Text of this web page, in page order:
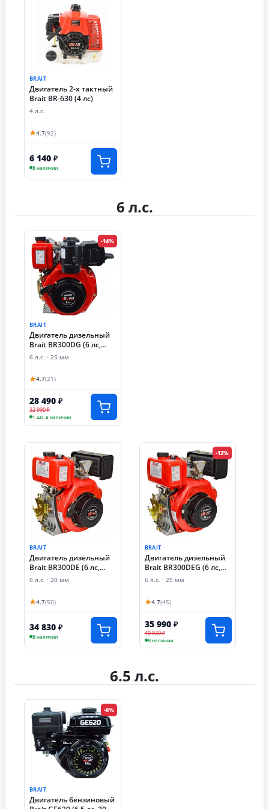
BRAIT
Двигатель 2-х тактный
Brait ВR-630 (4 лс)
4 л.с.
★4.7(92)
6 140 ₽
В наличии
6 л.с.
-14%
BRAIT
Двигатель дизельный
Brait BR300DG (6 лс,
шлицы 25 мм)
6 л.с. · 25 мм
★4.7(21)
28 490 ₽
32 990 ₽
1 шт. в наличии
BRAIT
Двигатель дизельный
Brait BR300DE (6 лс,
электростартер, 20 мм)
6 л.с. · 20 мм
★4.7(50)
34 830 ₽
В наличии
-12%
BRAIT
Двигатель дизельный
Brait BR300DEG (6 лс,
электростартер, шлицы
6 л.с. · 25 мм
★4.7(45)
35 990 ₽
40 930 ₽
В наличии
6.5 л.с.
-6%
BRAIT
Двигатель бензиновый